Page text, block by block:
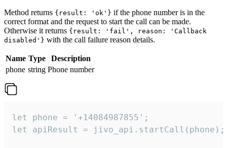
Method returns {result: 'ok'} if the phone number is in the
correct format and the request to start the call can be made.
Otherwise it returns {result: 'fail', reason: 'Callback
disabled'} with the call failure reason details.
Name Type
Description
phone string Phone number
let phone = '+14084987855';
let apiResult = jivo_api.startCall(phone);